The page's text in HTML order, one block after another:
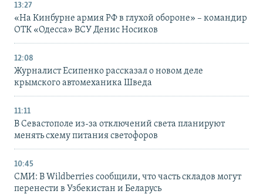
13:27
«На Кинбурне армия РФ в глухой обороне» – командир
ОТК «Одесса» ВСУ Денис Носиков
12:08
Журналист Есипенко рассказал о новом деле
крымского автомеханика Шведа
11:11
В Севастополе из-за отключений света планируют
менять схему питания светофоров
10:45
СМИ: В Wildberries сообщили, что часть складов могут
перенести в Узбекистан и Беларусь